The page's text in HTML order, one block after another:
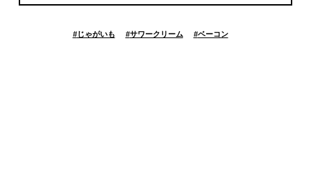
#じゃがいも #サワークリーム #ベーコン